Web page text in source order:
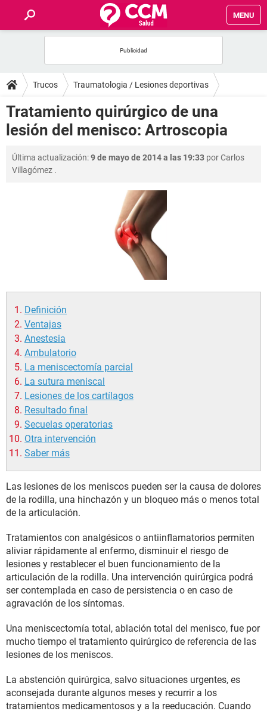
MENU
FOROS
SALUD
FAMILIA
NUTRICIÓN
Trucos Traumatologia / Lesiones deportivas
Tratamiento quirúrgico de una
lesión del menisco: Artroscopia
Última actualización:9 de mayo de 2014 a las 19:33 porCarlos
Villagómez .
Definición
Ventajas
Anestesia
Ambulatorio
La meniscectomía parcial
La sutura meniscal
Lesiones de los cartílagos
Resultado final
Secuelas operatorias
Otra intervención
Saber más
Las lesiones de los meniscos pueden ser la causa de dolores
de la rodilla, una hinchazón y un bloqueo más o menos total
de la articulación.
Tratamientos con analgésicos o antiinflamatorios permiten
aliviar rápidamente al enfermo, disminuir el riesgo de
lesiones y restablecer el buen funcionamiento de la
articulación de la rodilla. Una intervención quirúrgica podrá
ser contemplada en caso de persistencia o en caso de
agravación de los síntomas.
Una meniscectomía total, ablación total del menisco, fue por
mucho tiempo el tratamiento quirúrgico de referencia de las
lesiones de los meniscos.
La abstención quirúrgica, salvo situaciones urgentes, es
aconsejada durante algunos meses y recurrir a los
tratamientos medicamentosos y a la reeducación. Cuando